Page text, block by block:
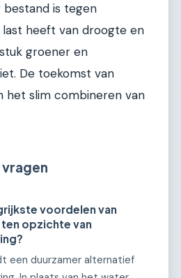
is tegen
last heeft van droogte en
groener en
De toekomst van
het slim combineren van
voordelen van
opzichte van
een duurzamer alternatief